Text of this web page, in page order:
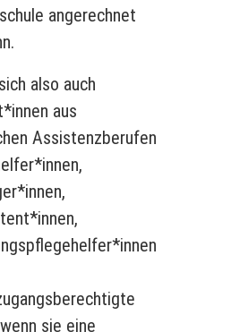
angerechnet
also auch
aus
Assistenzberufen
sie eine